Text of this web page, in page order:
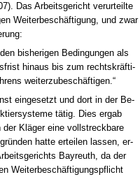
Das Ar­beits­ge­richt ver­ur­teil­te
Wei­ter­beschäfti­gung, und zwar
bis­he­ri­gen Be­din­gun­gen als
hin­aus bis zum rechts­kräfti­
wei­ter­zu­beschäfti­gen.“
ein­ge­setzt und dort in der Be­
tätig. Dies er­gab
Kläger ei­ne voll­streck­ba­re
hat­te er­tei­len las­sen, er­
Bay­reuth, da der
Wei­ter­beschäfti­gungs­pflicht